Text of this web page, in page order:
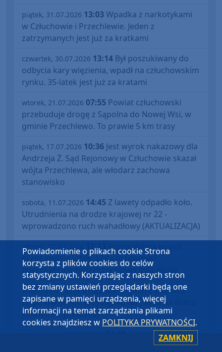
piątek, 31.07.2026 13:03Wpadka z narkotykami
w Człuchowie i Przechlewie. Jeden z
zatrzymanych jest już za kratkami
czwartek, 30.07.2026 13:14 Był poszukiwany do
odbycia kary więzienia, wpadł na człuchowskim
rynku. 35-latek jest już za kratami
wtorek, 21.07.2026 07:55 Powiat człuchowski
przebuduje drogę z Sąpolna do Nowej Wsi, w
gminie Przechlewo. To prawie 5 km trasy
piątek, 17.07.2026 10:36 Jest wyrok nakazowy dla
Andrzeja Ż. Sąd Rejonowy w Człuchowie skazał
wójta Przechlewa, ale włodarz zachowa
stanowisko
sobota, 11.07.2026 14:45 Z lawety odpadło koło.
Utrudnienia na drodze krajowej nr 22 -
wprowadzono ruch wahadłowy (AKTUALIZACJA)
wtorek, 07.07.2026 12:13
Motocyklista wpadł
przez szybką jazdę. Lista przewinień
mieszkańca gminy Przechlewo była długa
środa, 01.07.2026 07:22 Sześć gmin z powiatu
człuchowskiego przystąpiło do Paktu na Rzecz
Ekonomii Społecznej
Zarząd Powiatu
Człuchowskiego z wotum zaufania i
Powiadomienie o plikach cookie Strona
korzysta z plików cookies do celów
statystycznych. Korzystając z naszych stron
bez zmiany ustawień przeglądarki będą one
zapisane w pamięci urządzenia, więcej
informacji na temat zarządzania plikami
cookies znajdziesz w POLITYKA PRYWATNOŚCI.
ZAMKNIJ